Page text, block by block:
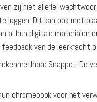
zij niet allerlei
loggen. Dit kan ook met
al hun digitale materialen
van de leerkracht
Snappet. De
chromebook voor het